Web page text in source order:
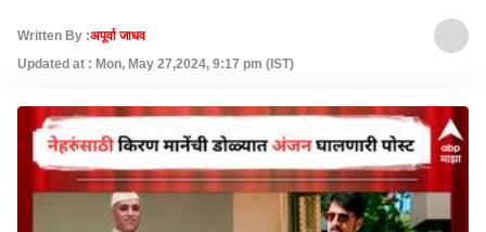
Written By :अपूर्वा जाधव
Updated at : Mon, May 27,2024, 9:17 pm (IST)